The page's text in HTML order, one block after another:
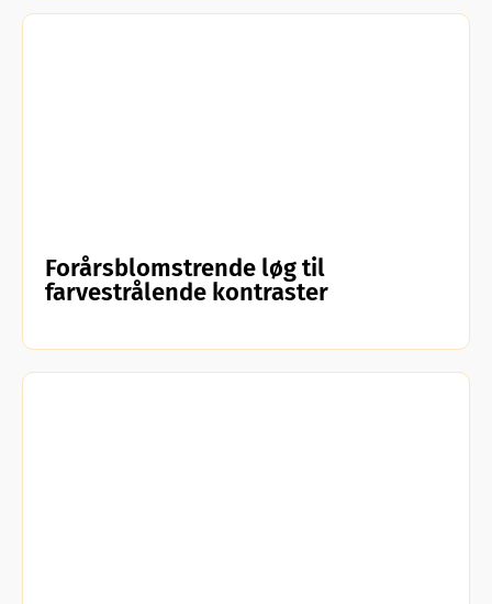
Forårsblomstrende løg til
farvestrålende kontraster